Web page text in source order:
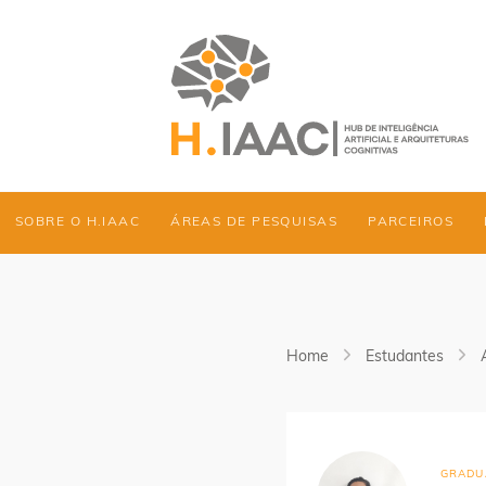
SOBRE O H.IAAC ÁREAS DE PESQUISAS PARCEIROS
Home Estudantes